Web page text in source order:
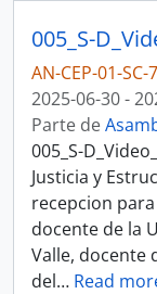
AN-CEP-01-SC-
2025-06-30 -
Parte de
005_S-
Justicia y
recepcion
docente de la
Valle, docente
del… Read